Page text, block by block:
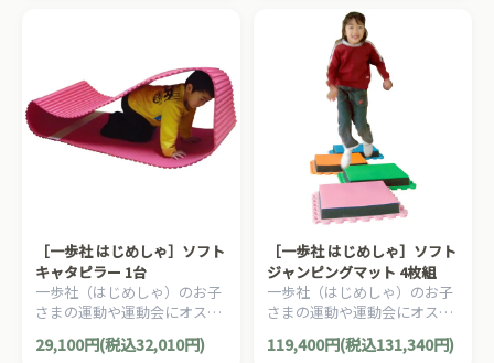
［一歩社 はじめしゃ］ソフト
キャタピラー 1台
一歩社（はじめしゃ）のお子
さまの運動や運動会にオスス
ポンジ製のキャタピラ競争用
29,100円(税込32,010円)
［一歩社 はじめしゃ］ソフト
ジャンピングマット 4枚組
一歩社（はじめしゃ）のお子
さまの運動や運動会にオスス
な素材の一人用ジャンピング
119,400円(税込131,340円)